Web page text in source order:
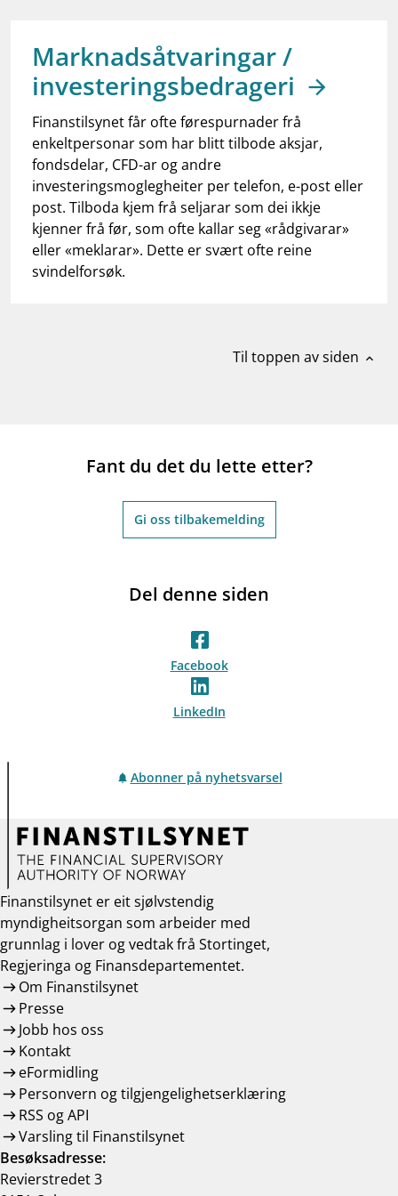
dashboardInformasjon for investorer
notifications_noneAbonner på nyhetsvarsel
Marknadsåtvaringar /
investeringsbedrageri
Finanstilsynet får ofte førespurnader frå
enkeltpersonar som har blitt tilbode aksjar,
fondsdelar, CFD-ar og andre
investeringsmoglegheiter per telefon, e-post eller
post. Tilboda kjem frå seljarar som dei ikkje
kjenner frå før, som ofte kallar seg «rådgivarar»
eller «meklarar». Dette er svært ofte reine
svindelforsøk.
Til toppen av siden expand_less
Fant du det du lette etter?
Gi oss tilbakemelding
Del denne siden
Facebook
LinkedIn
Abonner på nyhetsvarsel
Finanstilsynet er eit sjølvstendig
myndigheitsorgan som arbeider med
grunnlag i lover og vedtak frå Stortinget,
Regjeringa og Finansdepartementet.
Om Finanstilsynet
Presse
Jobb hos oss
Kontakt
eFormidling
Personvern og tilgjengelighetserklæring
RSS og API
Varsling til Finanstilsynet
Besøksadresse:
Revierstredet 3